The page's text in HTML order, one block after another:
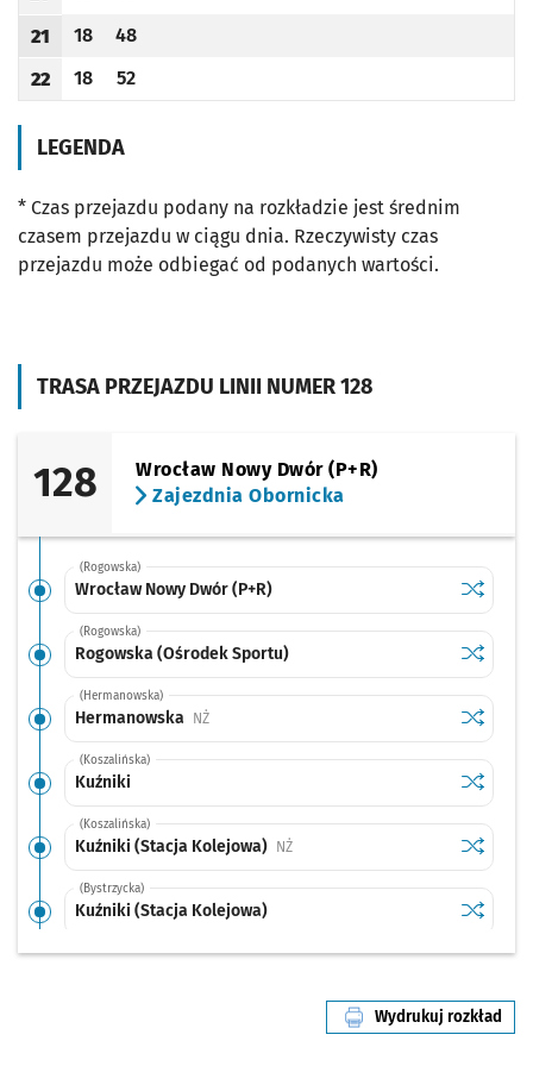
TRASA PRZEJAZDU LINII NUMER 128
128
Wrocław Nowy Dwór (P+R)
Zajezdnia Obornicka
(Rogowska)
Wrocław Nowy Dwór (P+R) Sprawdź
Wrocław
(Rogowska)
Rogowska (Ośrodek Sportu) Sprawdź
(Hermanowska)
Hermanowska NŻPrzystanek na życzenie Sprawdź
(Koszalińska)
Kuźniki Sprawdź
Kuźniki
(Koszalińska)
Kuźniki (Stacja Kolejowa) NŻPrzystanek na życzenie Sprawdź
Kuźniki
(Bystrzycka)
Kuźniki (Stacja Kolejowa) Sprawdź
Kuźniki
(Bystrzycka)
Sprawdź
Hynka
Wydrukuj rozkład
linii nr 128
Godzina odjazdu
Odjazd
minut po godzinie 20
Odjazd
minut po godzinie 20
Godzina odjazdu
21
Odjazd
18
minut po godzinie 21
Odjazd
48
minut po godzinie 21
Godzina odjazdu
22
Odjazd
18
minut po godzinie 22
Odjazd
52
minut po godzinie 22
LEGENDA
* Czas przejazdu podany na rozkładzie jest średnim
czasem przejazdu w ciągu dnia. Rzeczywisty czas
przejazdu może odbiegać od podanych wartości.